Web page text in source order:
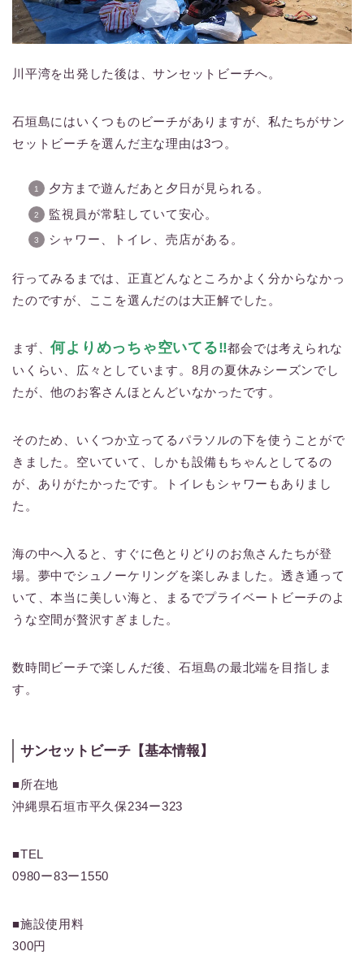
川平湾を出発した後は、サンセットビーチへ。
石垣島にはいくつものビーチがありますが、私たちがサン
セットビーチを選んだ主な理由は3つ。
夕方まで遊んだあと夕日が見られる。
監視員が常駐していて安心。
シャワー、トイレ、売店がある。
行ってみるまでは、正直どんなところかよく分からなかっ
たのですが、ここを選んだのは大正解でした。
まず、何よりめっちゃ空いてる‼︎都会では考えられな
いくらい、広々としています。8月の夏休みシーズンでし
たが、他のお客さんほとんどいなかったです。
そのため、いくつか立ってるパラソルの下を使うことがで
きました。空いていて、しかも設備もちゃんとしてるの
が、ありがたかったです。トイレもシャワーもありまし
た。
海の中へ入ると、すぐに色とりどりのお魚さんたちが登
場。夢中でシュノーケリングを楽しみました。透き通って
いて、本当に美しい海と、まるでプライベートビーチのよ
うな空間が贅沢すぎました。
数時間ビーチで楽しんだ後、石垣島の最北端を目指しま
す。
サンセットビーチ【基本情報】
■所在地
沖縄県石垣市平久保234ー323
■TEL
0980ー83ー1550
■施設使用料
300円